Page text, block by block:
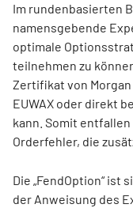
Im rundenbasierten
namensgebende
optimale
teilnehmen zu
Zertifikat von
EUWAX oder direkt
kann. Somit
Orderfehler, die
Die „FendOption“ ist
der Anweisung des